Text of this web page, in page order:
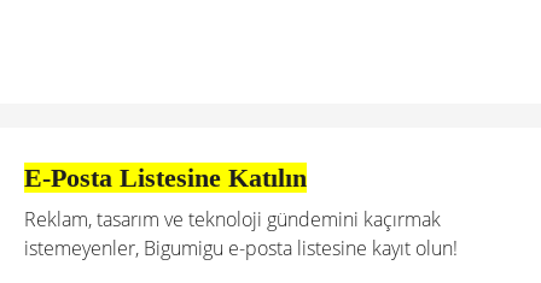
E-Posta Listesine Katılın
Reklam, tasarım ve teknoloji gündemini kaçırmak
istemeyenler, Bigumigu e-posta listesine kayıt olun!